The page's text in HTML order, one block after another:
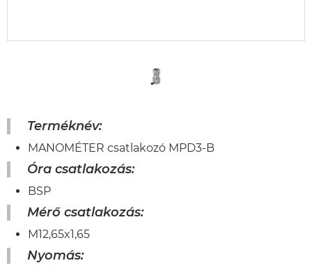
Terméknév:
MANOMÉTER csatlakozó MPD3-B
Óra csatlakozás:
BSP
Mérő csatlakozás:
M12,65x1,65
Nyomás: